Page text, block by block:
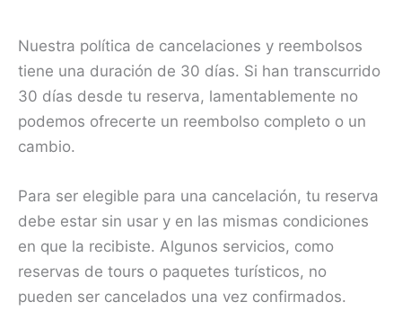
Nuestra política de cancelaciones y reembolsos
tiene una duración de 30 días. Si han transcurrido
30 días desde tu reserva, lamentablemente no
podemos ofrecerte un reembolso completo o un
cambio.
Para ser elegible para una cancelación, tu reserva
debe estar sin usar y en las mismas condiciones
en que la recibiste. Algunos servicios, como
reservas de tours o paquetes turísticos, no
pueden ser cancelados una vez confirmados.